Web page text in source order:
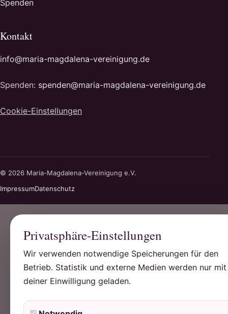
Spenden
Kontakt
info@maria-magdalena-vereinigung.de
Spenden: spenden@maria-magdalena-vereinigung.de
Cookie-Einstellungen
© 2026 Maria-Magdalena-Vereinigung e.V.
ImpressumDatenschutz
Privatsphäre-Einstellungen
Wir verwenden notwendige Speicherungen für den
Betrieb. Statistik und externe Medien werden nur mit
deiner Einwilligung geladen.